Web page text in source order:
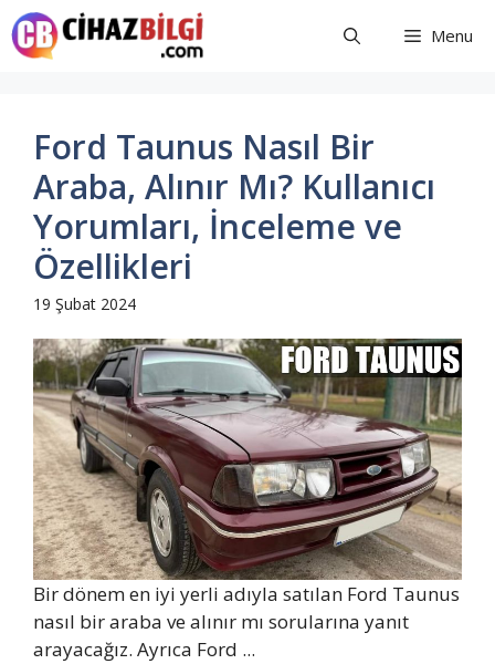
İçeriğe
atla
Menu
Ford Taunus Nasıl Bir
Araba, Alınır Mı? Kullanıcı
Yorumları, İnceleme ve
Özellikleri
19 Şubat 2024
Bir dönem en iyi yerli adıyla satılan Ford Taunus
nasıl bir araba ve alınır mı sorularına yanıt
arayacağız. Ayrıca Ford ...